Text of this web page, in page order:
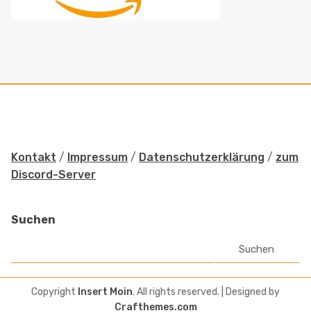
Kontakt / Impressum / Datenschutzerklärung / zum
Discord-Server
Suchen
Suchen
Copyright Insert Moin. All rights reserved.
| Designed by
Crafthemes.com